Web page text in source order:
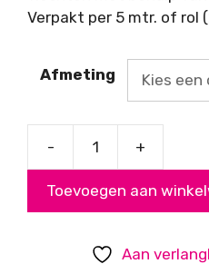
Verpakt per 5 mtr. of rol
Afmeting
-
2mm
+
Toevoegen aan
Aan